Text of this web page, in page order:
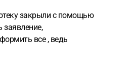
закрыли с помощью
заявление,
все , ведь